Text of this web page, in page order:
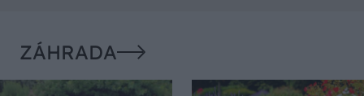
ZÁHRADA